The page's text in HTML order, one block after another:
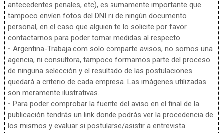
antecedentes penales, etc), es sumamente importante que
tampoco envíen fotos del DNI ni de ningún documento
personal, en el caso que alguien te lo solicite por favor
contactarnos para poder tomar medidas al respecto.
- Argentina-Trabaja.com solo comparte avisos, no somos una
agencia, ni consultora, tampoco formamos parte del proceso
de ninguna selección y el resultado de las postulaciones
quedará a criterio de cada empresa. Las imágenes utilizadas
son meramente ilustrativas.
- Para poder comprobar la fuente del aviso en el final de la
publicación tendrás un link donde podrás ver la procedencia de
los mismos y evaluar si postularse/asistir a entrevista.